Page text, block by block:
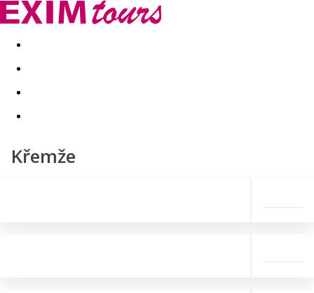
Akční nabídky Last minute
Křemže